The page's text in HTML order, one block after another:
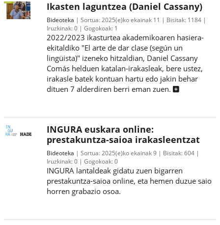
Ikasten laguntzea (Daniel Cassany)
Bideoteka Sortua:2025(e)ko ekainak 11 Bisitak: 1184
Iruzkinak:0 Gogokoak: 1
2022/2023 ikasturtea akademikoaren hasiera-
ekitaldiko "El arte de dar clase (según un
lingüista)" izeneko hitzaldian, Daniel Cassany
Comás helduen katalan-irakasleak, bere ustez,
irakasle batek kontuan hartu edo jakin behar
dituen 7 alderdiren berri eman zuen.
INGURA euskara online:
prestakuntza-saioa irakasleentzat
Bideoteka Sortua:2025(e)ko ekainak 9 Bisitak:604
Iruzkinak:0 Gogokoak:0
INGURA lantaldeak gidatu zuen bigarren
prestakuntza-saioa online, eta hemen duzue saio
horren grabazio osoa.